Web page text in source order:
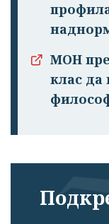
МОН
клас да